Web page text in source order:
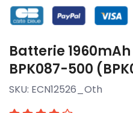
Batterie
BPK087-500
SKU: ECN12526_Oth